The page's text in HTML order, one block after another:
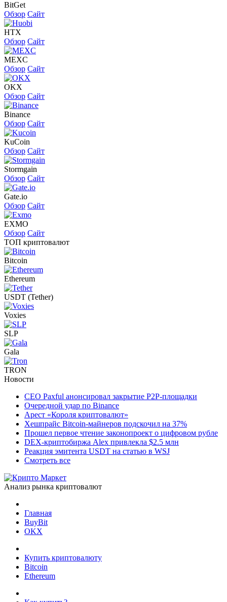
BitGet
Обзор Сайт
HTX
Обзор Сайт
MEXC
Обзор Сайт
OKX
Обзор Сайт
Binance
Обзор Сайт
KuCoin
Обзор Сайт
Stormgain
Обзор Сайт
Gate.io
Обзор Сайт
EXMO
Обзор Сайт
ТОП криптовалют
Bitcoin
Ethereum
USDT (Tether)
Voxies
SLP
Gala
TRON
Новости
CEO Paxful анонсировал закрытие P2P-площадки
Очередной удар по Binance
Арест «Короля криптовалют»
Хешпрайс Bitcoin-майнеров подскочил на 37%
Прошел первое чтение законопроект о цифровом рубле
DEX-криптобиржа Alex привлекла $2.5 млн
Реакция эмитента USDT на статью в WSJ
Смотреть все
Анализ рынка криптовалют
Главная
BuyBit
OKX
Купить криптовалюту
Bitcoin
Ethereum